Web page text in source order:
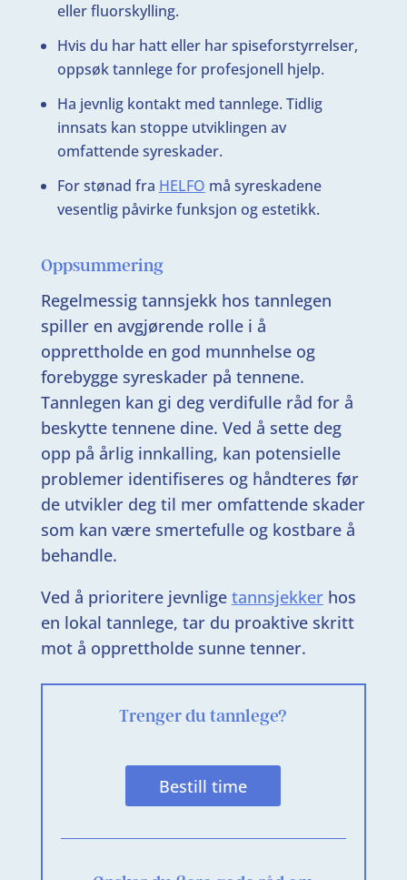
eller fluorskylling.
Hvis du har hatt eller har spiseforstyrrelser,
oppsøk tannlege for profesjonell hjelp.
Ha jevnlig kontakt med tannlege. Tidlig
innsats kan stoppe utviklingen av
omfattende syreskader.
For stønad fra HELFO må syreskadene
vesentlig påvirke funksjon og estetikk.
Oppsummering
Regelmessig tannsjekk hos tannlegen
spiller en avgjørende rolle i å
opprettholde en god munnhelse og
forebygge syreskader på tennene.
Tannlegen kan gi deg verdifulle råd for å
beskytte tennene dine. Ved å sette deg
opp på årlig innkalling, kan potensielle
problemer identifiseres og håndteres før
de utvikler deg til mer omfattende skader
som kan være smertefulle og kostbare å
behandle.
Ved å prioritere jevnlige tannsjekkerhos
en lokal tannlege, tar du proaktive skritt
mot å opprettholde sunne tenner.
Trenger du tannlege?
Bestill time